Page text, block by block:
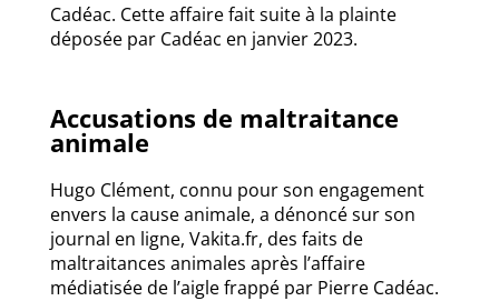
Cadéac. Cette affaire fait suite à la plainte
déposée par Cadéac en janvier 2023.
Accusations de maltraitance
animale
Hugo Clément, connu pour son engagement
envers la cause animale, a dénoncé sur son
journal en ligne, Vakita.fr, des faits de
maltraitances animales après l’affaire
médiatisée de l’aigle frappé par Pierre Cadéac.